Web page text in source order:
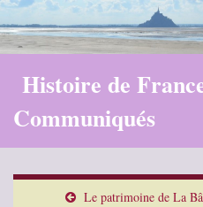
Histoire de
Communiqués
Le patrimoine de La